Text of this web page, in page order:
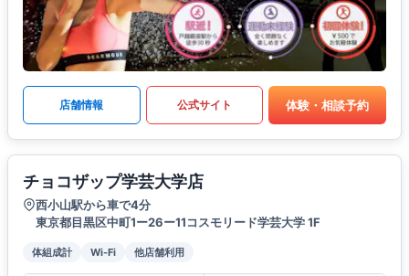
店舗情報 公式サイト 体験・相談予約
チョコザップ学芸大学店
西小山駅から車で4分
東京都目黒区中町1ー26ー11コスモリード学芸大学 1F
体組成計 Wi-Fi 他店舗利用